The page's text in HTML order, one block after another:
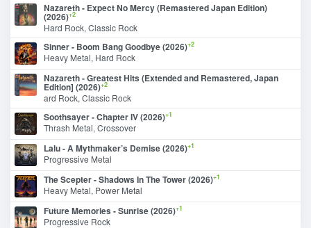
Nazareth - Expect No Mercy (Remastered Japan Edition)
(2026)+2
Hard Rock, Classic Rock
Sinner - Boom Bang Goodbye (2026)+2
Heavy Metal, Hard Rock
Nazareth - Greatest Hits (Extended and Remastered, Japan
Edition] (2026)+2
ard Rock, Classic Rock
Soothsayer - Chapter IV (2026)+1
Thrash Metal, Crossover
Lalu - A Mythmaker’s Demise (2026)+1
Progressive Metal
The Scepter - Shadows In The Tower (2026)+1
Heavy Metal, Power Metal
Future Memories - Sunrise (2026)+1
Progressive Rock